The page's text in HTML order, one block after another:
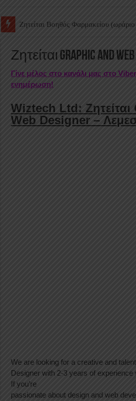
Ζητείται Βοηθός Θαλάμου
Ζητείται Graphic and
Γίνε μέλος στο κανάλι μας στο
ενημέρωση!
Wiztech Ltd:
Web Designer –
We are looking for a creative and
Designer with 2-3 years of experience
If you’re
passionate about design and web